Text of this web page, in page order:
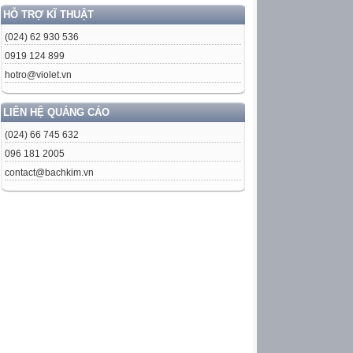
HỖ TRỢ KĨ THUẬT
(024) 62 930 536
0919 124 899
hotro@violet.vn
LIÊN HỆ QUẢNG CÁO
(024) 66 745 632
096 181 2005
contact@bachkim.vn